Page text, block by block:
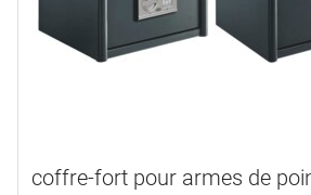
coffre-fort pour armes de